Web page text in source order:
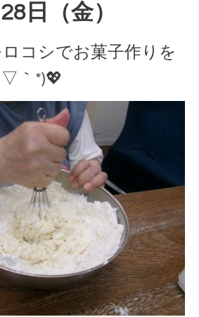
日（金）
コシでお菓子作りを
｀*)💖